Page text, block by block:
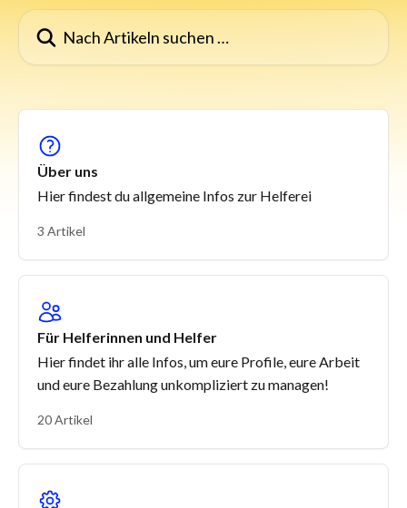
Nach Artikeln suchen …
Über uns
Hier findest du allgemeine Infos zur Helferei
3 Artikel
Für Helferinnen und Helfer
Hier findet ihr alle Infos, um eure Profile, eure Arbeit
und eure Bezahlung unkompliziert zu managen!
20 Artikel